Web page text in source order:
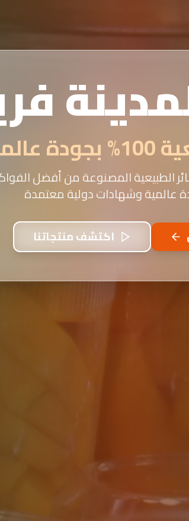
الطبيعية المصنوعة من أفضل
عالمية وشهادات دولية معتمدة
اكتشف منتجاتنا